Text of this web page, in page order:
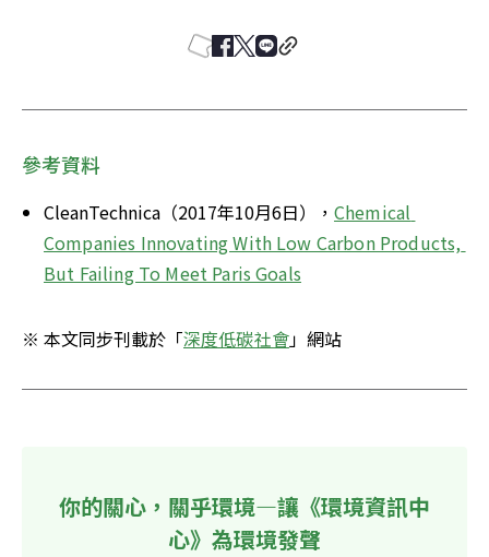
參考資料
CleanTechnica（2017年10月6日）， Chemical
Companies Innovating With Low Carbon Products,
But Failing To Meet Paris Goals
※ 本文同步刊載於「深度低碳社會」網站
你的關心，關乎環境—讓《環境資訊中
心》為環境發聲